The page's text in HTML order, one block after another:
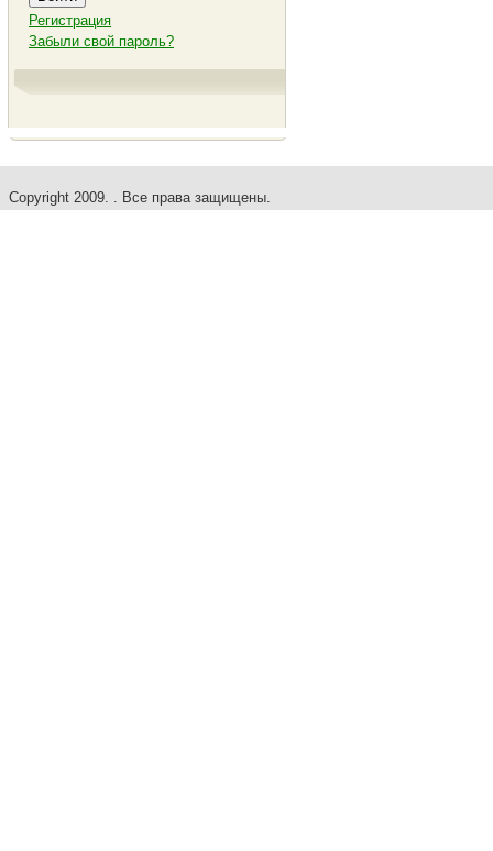
Регистрация
Забыли свой пароль?
Copyright 2009. . Все права защищены.